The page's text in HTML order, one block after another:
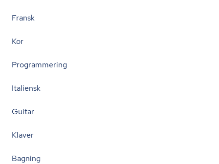
Fransk
Kor
Programmering
Italiensk
Guitar
Klaver
Bagning